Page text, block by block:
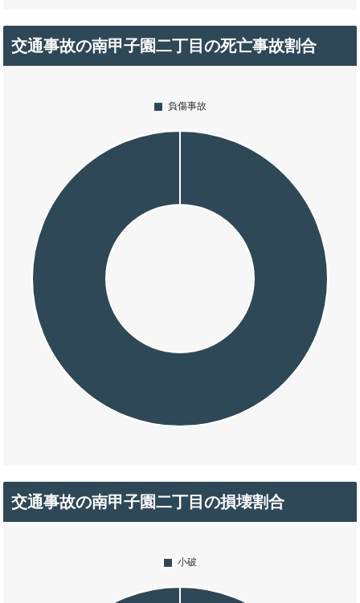
交通事故の南甲子園二丁目の死亡事故割合
交通事故の南甲子園二丁目の損壊割合